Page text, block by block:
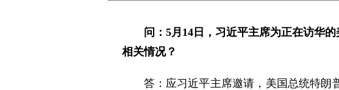
问：5月14日，习近平主席为正在访华
相关情况？
答：应习近平主席邀请，美国总统特朗